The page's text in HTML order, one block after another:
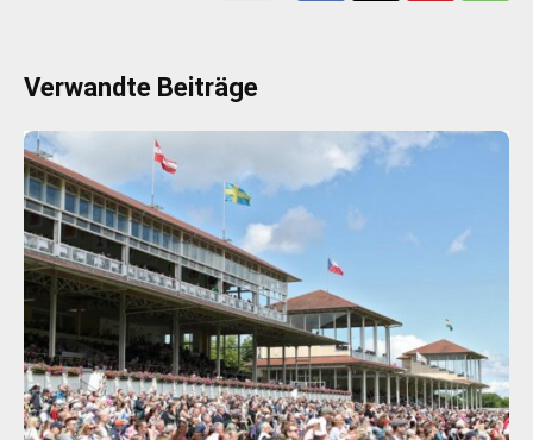
Verwandte Beiträge